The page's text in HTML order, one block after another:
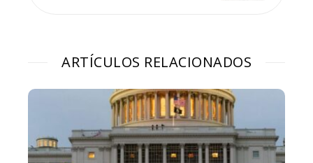
ARTÍCULOS RELACIONADOS